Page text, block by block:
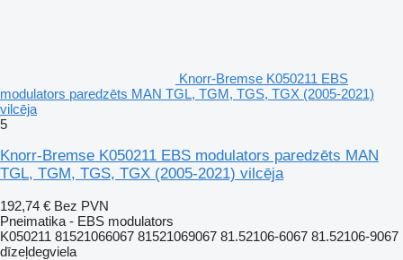
Knorr-Bremse K050211 EBS
modulators paredzēts MAN TGL, TGM, TGS, TGX (2005-2021)
vilcēja
5
Knorr-Bremse K050211 EBS modulators paredzēts MAN
TGL, TGM, TGS, TGX (2005-2021) vilcēja
192,74 € Bez PVN
Pneimatika - EBS modulators
K050211 81521066067 81521069067 81.52106-6067 81.52106-9067
dīzeļdegviela